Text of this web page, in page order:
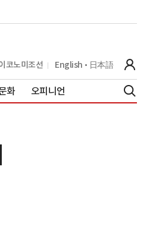
코노미조선 English 日本語
화 오피니언